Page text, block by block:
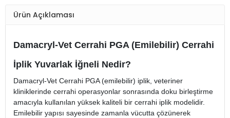
Ürün Açıklaması
Damacryl-Vet Cerrahi PGA (Emilebilir) Cerrahi
İplik Yuvarlak İğneli Nedir?
Damacryl-Vet Cerrahi PGA (emilebilir) iplik, veteriner
kliniklerinde cerrahi operasyonlar sonrasında doku birleştirme
amacıyla kullanılan yüksek kaliteli bir cerrahi iplik modelidir.
Emilebilir yapısı sayesinde zamanla vücutta çözünerek